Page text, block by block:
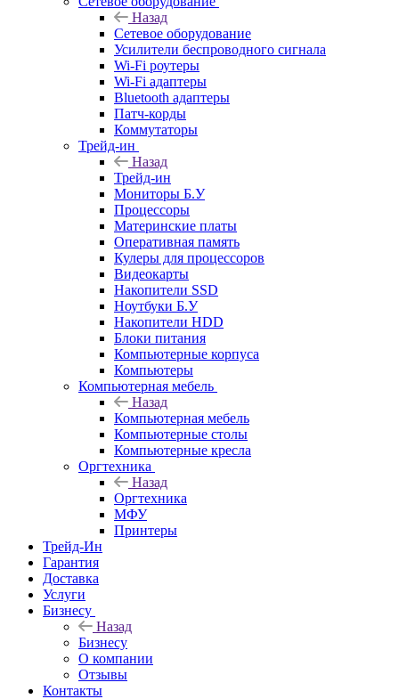
Назад
Сетевое оборудование
Усилители беспроводного сигнала
Wi-Fi роутеры
Wi-Fi адаптеры
Bluetooth адаптеры
Патч-корды
Коммутаторы
Трейд-ин
Назад
Трейд-ин
Мониторы Б.У
Процессоры
Материнские платы
Оперативная память
Кулеры для процессоров
Видеокарты
Накопители SSD
Ноутбуки Б.У
Накопители HDD
Блоки питания
Компьютерные корпуса
Компьютеры
Компьютерная мебель
Назад
Компьютерная мебель
Компьютерные столы
Компьютерные кресла
Оргтехника
Назад
Оргтехника
МФУ
Принтеры
Трейд-Ин
Гарантия
Доставка
Услуги
Бизнесу
Назад
Бизнесу
О компании
Отзывы
Контакты